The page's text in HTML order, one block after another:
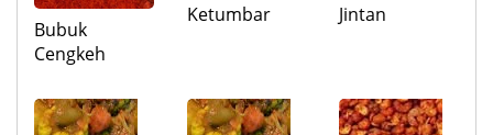
Bubuk
Cengkeh
Ketumbar Jintan